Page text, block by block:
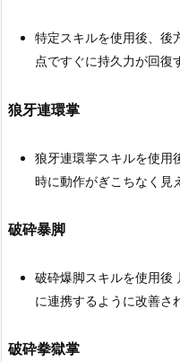
特定スキルを使用後、後
点ですぐに持久力が回復
狼牙連環掌
狼牙連環掌スキルを使用
時に動作がぎこちなく見
破砕暴脚
破砕爆脚スキルを使用後
に連携するように改善さ
破砕拳獄掌